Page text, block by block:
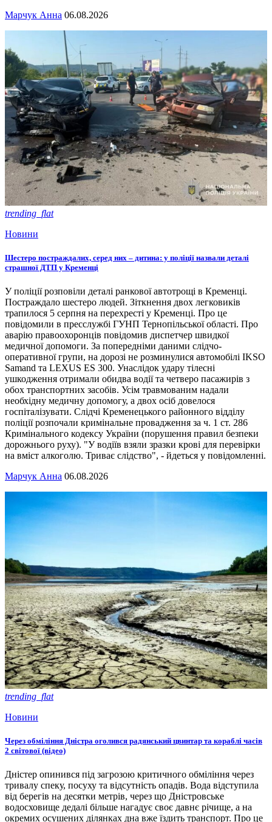
Марчук Анна 06.08.2026
trending_flat
Новини
Шестеро постраждалих, серед них – дитина: у поліції назвали деталі
страшної ДТП у Кременці
У поліції розповіли деталі ранкової автотрощі в Кременці.
Постраждало шестеро людей. Зіткнення двох легковиків
трапилося 5 серпня на перехресті у Кременці. Про це
повідомили в пресслужбі ГУНП Тернопільської області. Про
аварію правоохоронців повідомив диспетчер швидкої
медичної допомоги. За попередніми даними слідчо-
оперативної групи, на дорозі не розминулися автомобілі IKSO
Samand та LEXUS ES 300. Унаслідок удару тілесні
ушкодження отримали обидва водії та четверо пасажирів з
обох транспортних засобів. Усім травмованим надали
необхідну медичну допомогу, а двох осіб довелося
госпіталізувати. Слідчі Кременецького районного відділу
поліції розпочали кримінальне провадження за ч. 1 ст. 286
Кримінального кодексу України (порушення правил безпеки
дорожнього руху). "У водіїв взяли зразки крові для перевірки
на вміст алкоголю. Триває слідство", - йдеться у повідомленні.
Марчук Анна 06.08.2026
trending_flat
Новини
Через обміління Дністра оголився радянський цвинтар та кораблі часів
2 світової (відео)
Дністер опинився під загрозою критичного обміління через
тривалу спеку, посуху та відсутність опадів. Вода відступила
від берегів на десятки метрів, через що Дністровське
водосховище дедалі більше нагадує своє давнє річище, а на
окремих осушених ділянках дна вже їздить транспорт. Про це